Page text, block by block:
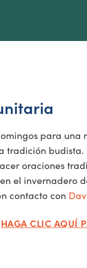
para
tradición
oraciones
el invernadero
contacto con
HAGA CLIC AQUÍ